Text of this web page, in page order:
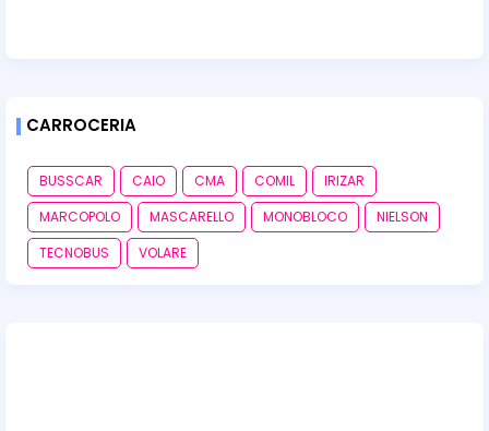
CARROCERIA
BUSSCAR CAIO CMA COMIL
IRIZAR
MARCOPOLO
MASCARELLO MONOBLOCO
NIELSON
TECNOBUS
VOLARE